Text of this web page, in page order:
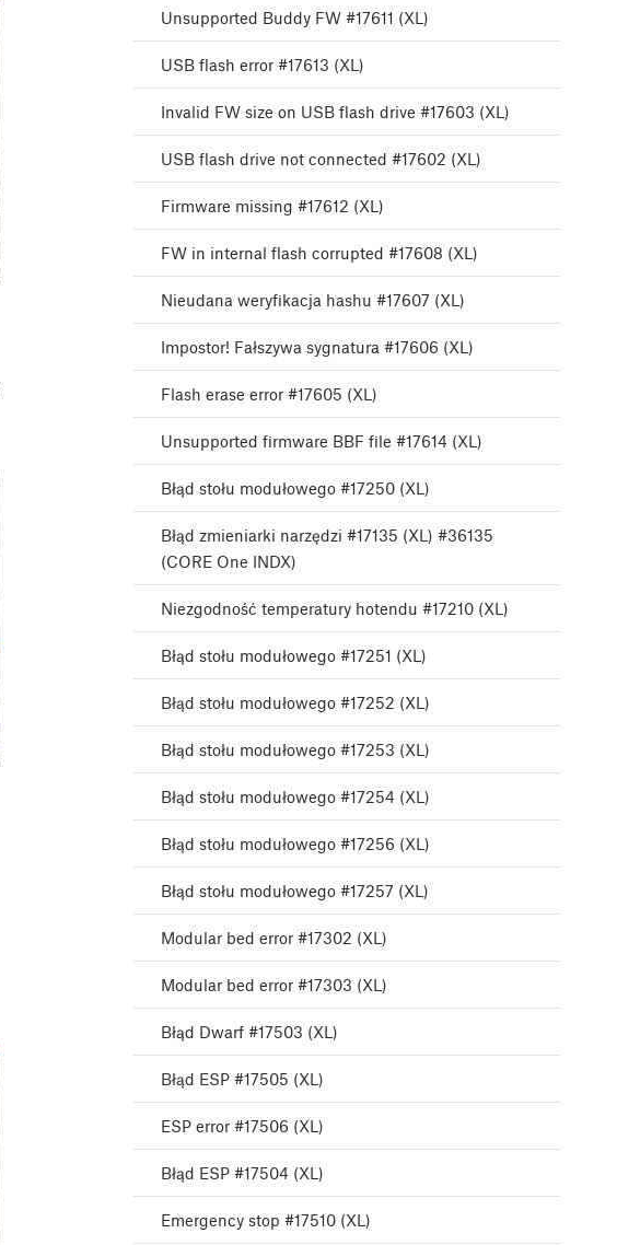
Unsupported Buddy FW #17611 (XL)
USB flash error #17613 (XL)
Invalid FW size on USB flash drive #17603 (XL)
USB flash drive not connected #17602 (XL)
Firmware missing #17612 (XL)
FW in internal flash corrupted #17608 (XL)
Nieudana weryfikacja hashu #17607 (XL)
Impostor! Fałszywa sygnatura #17606 (XL)
Flash erase error #17605 (XL)
Unsupported firmware BBF file #17614 (XL)
Błąd stołu modułowego #17250 (XL)
Błąd zmieniarki narzędzi #17135 (XL) #36135
(CORE One INDX)
Niezgodność temperatury hotendu #17210 (XL)
Błąd stołu modułowego #17251 (XL)
Błąd stołu modułowego #17252 (XL)
Błąd stołu modułowego #17253 (XL)
Błąd stołu modułowego #17254 (XL)
Błąd stołu modułowego #17256 (XL)
Błąd stołu modułowego #17257 (XL)
Modular bed error #17302 (XL)
Modular bed error #17303 (XL)
Błąd Dwarf #17503 (XL)
Błąd ESP #17505 (XL)
ESP error #17506 (XL)
Błąd ESP #17504 (XL)
Emergency stop #17510 (XL)